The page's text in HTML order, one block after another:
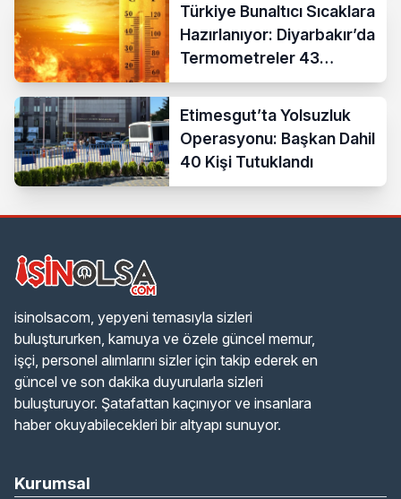
Türkiye Bunaltıcı Sıcaklara
Hazırlanıyor: Diyarbakır’da
Termometreler 43
Dereceyi Gösterecek
Etimesgut’ta Yolsuzluk
Operasyonu: Başkan Dahil
40 Kişi Tutuklandı
isinolsacom, yepyeni temasıyla sizleri
buluştururken, kamuya ve özele güncel memur,
işçi, personel alımlarını sizler için takip ederek en
güncel ve son dakika duyurularla sizleri
buluşturuyor. Şatafattan kaçınıyor ve insanlara
haber okuyabilecekleri bir altyapı sunuyor.
Kurumsal